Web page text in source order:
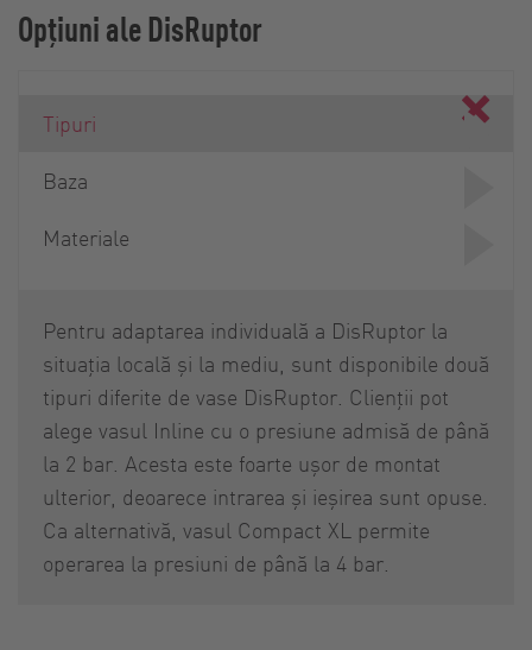
Opțiuni ale DisRuptor
Tipuri
Baza
Materiale
Pentru adaptarea individuală a DisRuptor la
situația locală și la mediu, sunt disponibile două
tipuri diferite de vase DisRuptor. Clienții pot
alege vasul Inline cu o presiune admisă de până
la 2 bar. Acesta este foarte ușor de montat
ulterior, deoarece intrarea și ieșirea sunt opuse.
Ca alternativă, vasul Compact XL permite
operarea la presiuni de până la 4 bar.